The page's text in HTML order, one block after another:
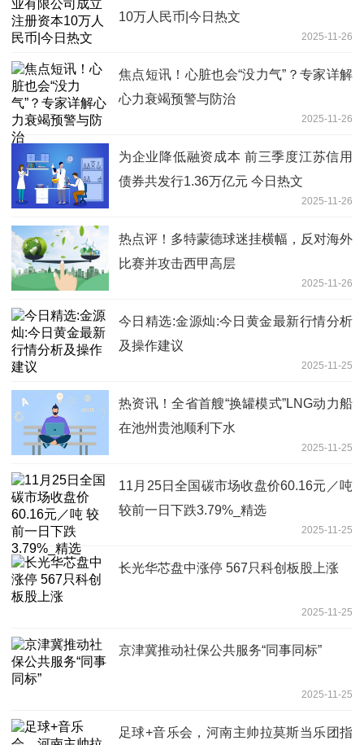
10万人民币|今日热文
2025-11-26
焦点短讯！心脏也会“没力气”？专家详解
心力衰竭预警与防治
2025-11-26
为企业降低融资成本 前三季度江苏信用
债券共发行1.36万亿元 今日热文
2025-11-26
热点评！多特蒙德球迷挂横幅，反对海外
比赛并攻击西甲高层
2025-11-26
今日精选:金源灿:今日黄金最新行情分析
及操作建议
2025-11-25
热资讯！全省首艘“换罐模式”LNG动力船
在池州贵池顺利下水
2025-11-25
11月25日全国碳市场收盘价60.16元／吨
较前一日下跌3.79%_精选
2025-11-25
长光华芯盘中涨停 567只科创板股上涨
2025-11-25
京津冀推动社保公共服务“同事同标”
2025-11-25
足球+音乐会，河南主帅拉莫斯当乐团指